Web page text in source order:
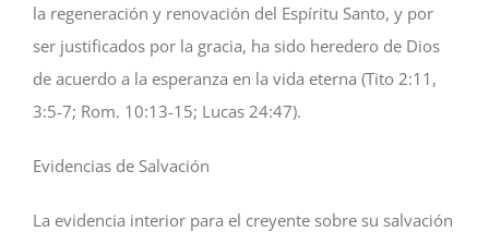
la regeneración y renovación del Espíritu Santo, y por
ser justificados por la gracia, ha sido heredero de Dios
de acuerdo a la esperanza en la vida eterna (Tito 2:11,
3:5-7; Rom. 10:13-15; Lucas 24:47).
Evidencias de Salvación
La evidencia interior para el creyente sobre su salvación